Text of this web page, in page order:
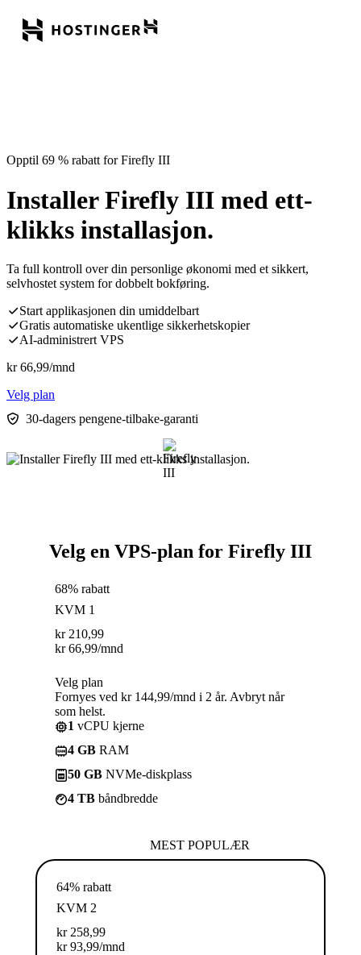
Opptil 69 % rabatt for Firefly III
Installer Firefly III med ett-
klikks installasjon.
Ta full kontroll over din personlige økonomi med et sikkert,
selvhostet system for dobbelt bokføring.
Start applikasjonen din umiddelbart
Gratis automatiske ukentlige sikkerhetskopier
AI-administrert VPS
kr 66,99/mnd
Velg plan
30-dagers pengene-tilbake-garanti
Velg en VPS-plan for Firefly III
68% rabatt
KVM 1
kr 210,99
kr 66,99/mnd
Velg plan
Fornyes ved kr 144,99/mnd i 2 år. Avbryt når
som helst.
1 vCPU kjerne
4 GB RAM
50 GB NVMe-diskplass
4 TB båndbredde
MEST POPULÆR
64% rabatt
KVM 2
kr 258,99
kr 93,99/mnd